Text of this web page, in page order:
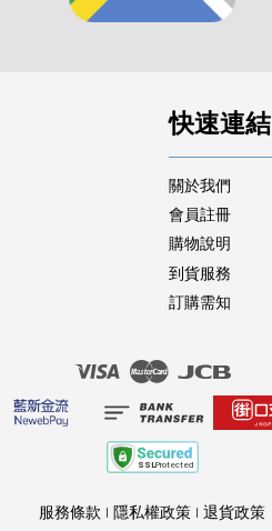
快速連結
關於我們
會員註冊
購物說明
到貨服務
訂購需知
Visa Master
服務條款 | 隱私權政策 | 退貨政策